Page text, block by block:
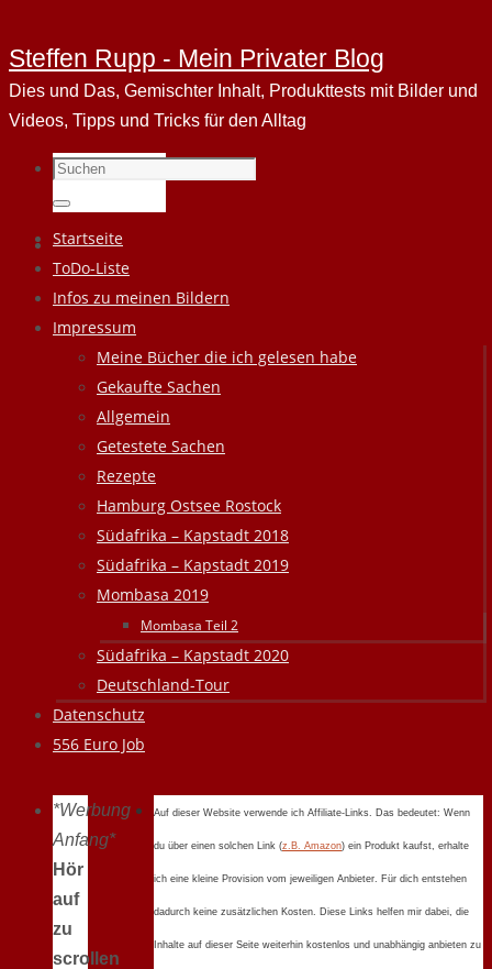
Steffen Rupp - Mein Privater Blog
Dies und Das, Gemischter Inhalt, Produkttests mit Bilder und
Videos, Tipps und Tricks für den Alltag
Suchen
nach:
Suchen
Zum
Inhalt
springen
Startseite
ToDo-Liste
Infos zu meinen Bildern
Impressum
Meine Bücher die ich gelesen habe
Gekaufte Sachen
Allgemein
Getestete Sachen
Rezepte
Hamburg Ostsee Rostock
Südafrika – Kapstadt 2018
Südafrika – Kapstadt 2019
Mombasa 2019
Mombasa Teil 2
Südafrika – Kapstadt 2020
Deutschland-Tour
Datenschutz
556 Euro Job
*Werbung
Anfang*
Hör
auf
zu
scrollen
Auf dieser Website verwende ich Affiliate-Links. Das bedeutet: Wenn
du über einen solchen Link (z.B. Amazon) ein Produkt kaufst, erhalte
ich eine kleine Provision vom jeweiligen Anbieter. Für dich entstehen
dadurch keine zusätzlichen Kosten. Diese Links helfen mir dabei, die
Inhalte auf dieser Seite weiterhin kostenlos und unabhängig anbieten zu